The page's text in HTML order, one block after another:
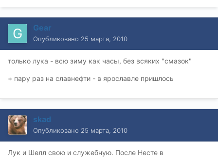
Gear
Опубликовано 25 марта, 2010
только лука - всю зиму как часы, без всяких "смазок"
+ пару раз на славнефти - в ярославле пришлось
skad
Опубликовано 25 марта, 2010
Лук и Шелл свою и служебную. После Несте в